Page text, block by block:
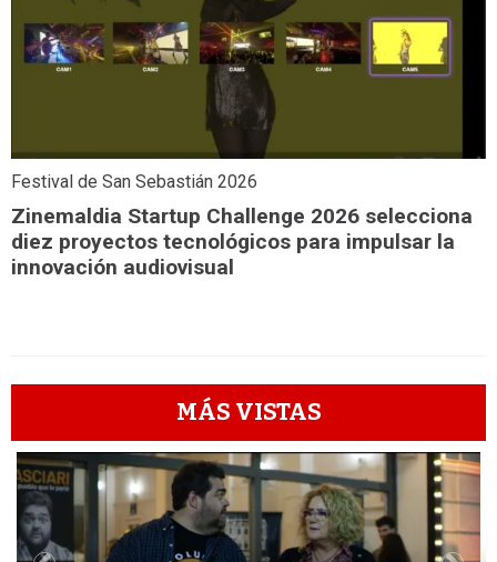
Festival de San Sebastián 2026
Zinemaldia Startup Challenge 2026 selecciona
diez proyectos tecnológicos para impulsar la
innovación audiovisual
MÁS VISTAS
1